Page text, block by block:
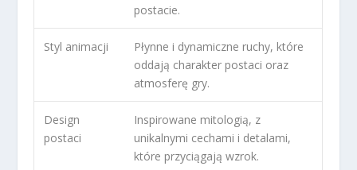
postacie.
Styl animacji
Płynne i dynamiczne ruchy, które
oddają charakter postaci oraz
atmosferę gry.
Design
postaci
Inspirowane mitologią, z
unikalnymi cechami i detalami,
które przyciągają wzrok.